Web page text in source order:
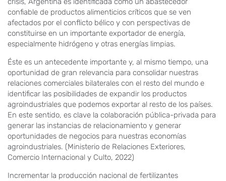
confiable de productos alimenticios críticos que se ven
afectados por el conflicto bélico y con perspectivas de
constituirse en un importante exportador de energía,
especialmente hidrógeno y otras energías limpias.
Éste es un antecedente importante y, al mismo tiempo, una
oportunidad de gran relevancia para consolidar nuestras
relaciones comerciales bilaterales con el resto del mundo e
identificar las posibilidades de expandir los productos
agroindustriales que podemos exportar al resto de los países.
En este sentido, es clave la colaboración pública-privada para
generar las instancias de relacionamiento y generar
oportunidades de negocios para nuestras economías
agroindustriales. (Ministerio de Relaciones Exteriores,
Comercio Internacional y Culto, 2022)
Incrementar la producción nacional de fertilizantes